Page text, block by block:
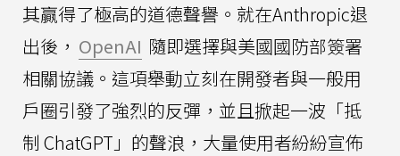
其贏得了極高的道德聲譽。就在Anthropic退
出後， OpenAI 隨即選擇與美國國防部簽署
相關協議。這項舉動立刻在開發者與一般用
戶圈引發了強烈的反彈，並且掀起一波「抵
制 ChatGPT」的聲浪，大量使用者紛紛宣佈